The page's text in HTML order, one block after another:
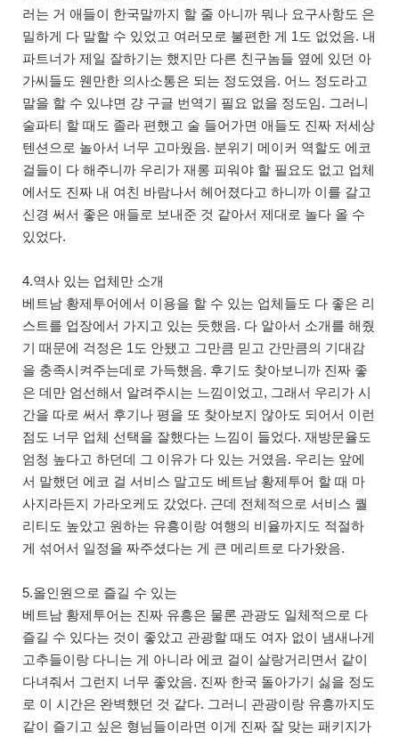
러는 거 애들이 한국말까지 할 줄 아니까 뭐나 요구사항도 은
밀하게 다 말할 수 있었고 여러모로 불편한 게 1도 없었음. 내
파트너가 제일 잘하기는 했지만 다른 친구놈들 옆에 있던 아
가씨들도 웬만한 의사소통은 되는 정도였음. 어느 정도라고
말을 할 수 있냐면 걍 구글 번역기 필요 없을 정도임. 그러니
술파티 할 때도 졸라 편했고 술 들어가면 애들도 진짜 저세상
텐션으로 놀아서 너무 고마웠음. 분위기 메이커 역할도 에코
걸들이 다 해주니까 우리가 재롱 피워야 할 필요도 없고 업체
에서도 진짜 내 여친 바람나서 헤어졌다고 하니까 이를 갈고
신경 써서 좋은 애들로 보내준 것 같아서 제대로 놀다 올 수
있었다.
4.역사 있는 업체만 소개
베트남 황제투어에서 이용을 할 수 있는 업체들도 다 좋은 리
스트를 업장에서 가지고 있는 듯했음. 다 알아서 소개를 해줬
기 때문에 걱정은 1도 안됐고 그만큼 믿고 간만큼의 기대감
을 충족시켜주는데로 가득했음. 후기도 찾아보니까 진짜 좋
은 데만 엄선해서 알려주시는 느낌이었고, 그래서 우리가 시
간을 따로 써서 후기나 평을 또 찾아보지 않아도 되어서 이런
점도 너무 업체 선택을 잘했다는 느낌이 들었다. 재방문율도
엄청 높다고 하던데 그 이유가 다 있는 거였음. 우리는 앞에
서 말했던 에코 걸 서비스 말고도 베트남 황제투어 할 때 마
사지라든지 가라오케도 갔었다. 근데 전체적으로 서비스 퀄
리티도 높았고 원하는 유흥이랑 여행의 비율까지도 적절하
게 섞어서 일정을 짜주셨다는 게 큰 메리트로 다가왔음.
5.올인원으로 즐길 수 있는
베트남 황제투어는 진짜 유흥은 물론 관광도 일체적으로 다
즐길 수 있다는 것이 좋았고 관광할 때도 여자 없이 냄새나게
고추들이랑 다니는 게 아니라 에코 걸이 살랑거리면서 같이
다녀줘서 그런지 너무 좋았음. 진짜 한국 돌아가기 싫을 정도
로 이 시간은 완벽했던 것 같다. 그러니 관광이랑 유흥까지도
같이 즐기고 싶은 형님들이라면 이게 진짜 잘 맞는 패키지가